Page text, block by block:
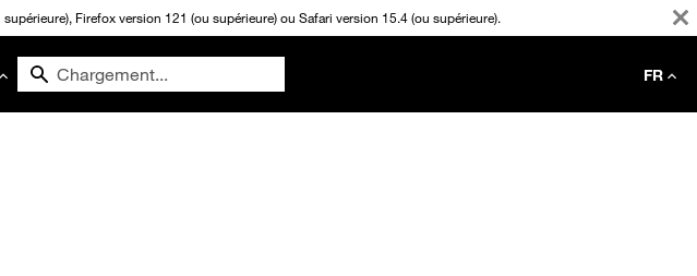
Firefox version 121 (ou supérieure) ou Safari version 15.4 (ou supérieure).
FR